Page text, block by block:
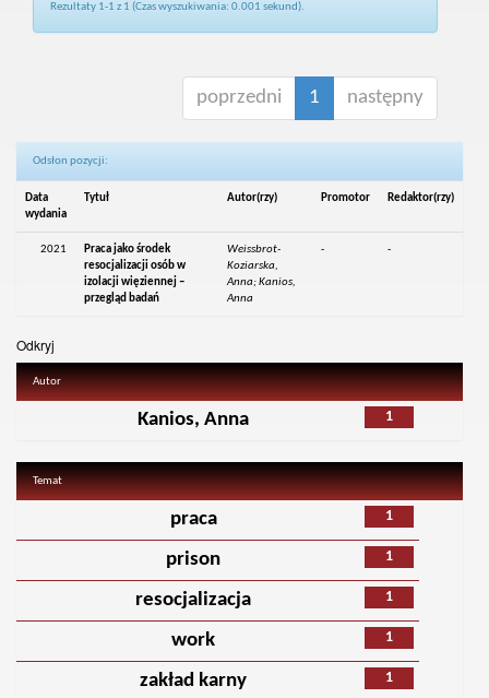
Rezultaty 1-1 z 1 (Czas wyszukiwania: 0.001 sekund).
poprzedni 1 następny
Odsłon pozycji:
Data
wydania
Tytuł Autor(rzy) Promotor Redaktor(rzy)
2021
Praca jako środek
resocjalizacji osób w
izolacji więziennej –
przegląd badań
Weissbrot-
Koziarska,
Anna; Kanios,
Anna
- -
Odkryj
Autor
1
Kanios, Anna
Temat
1
praca
1
prison
1
resocjalizacja
1
work
1
zakład karny